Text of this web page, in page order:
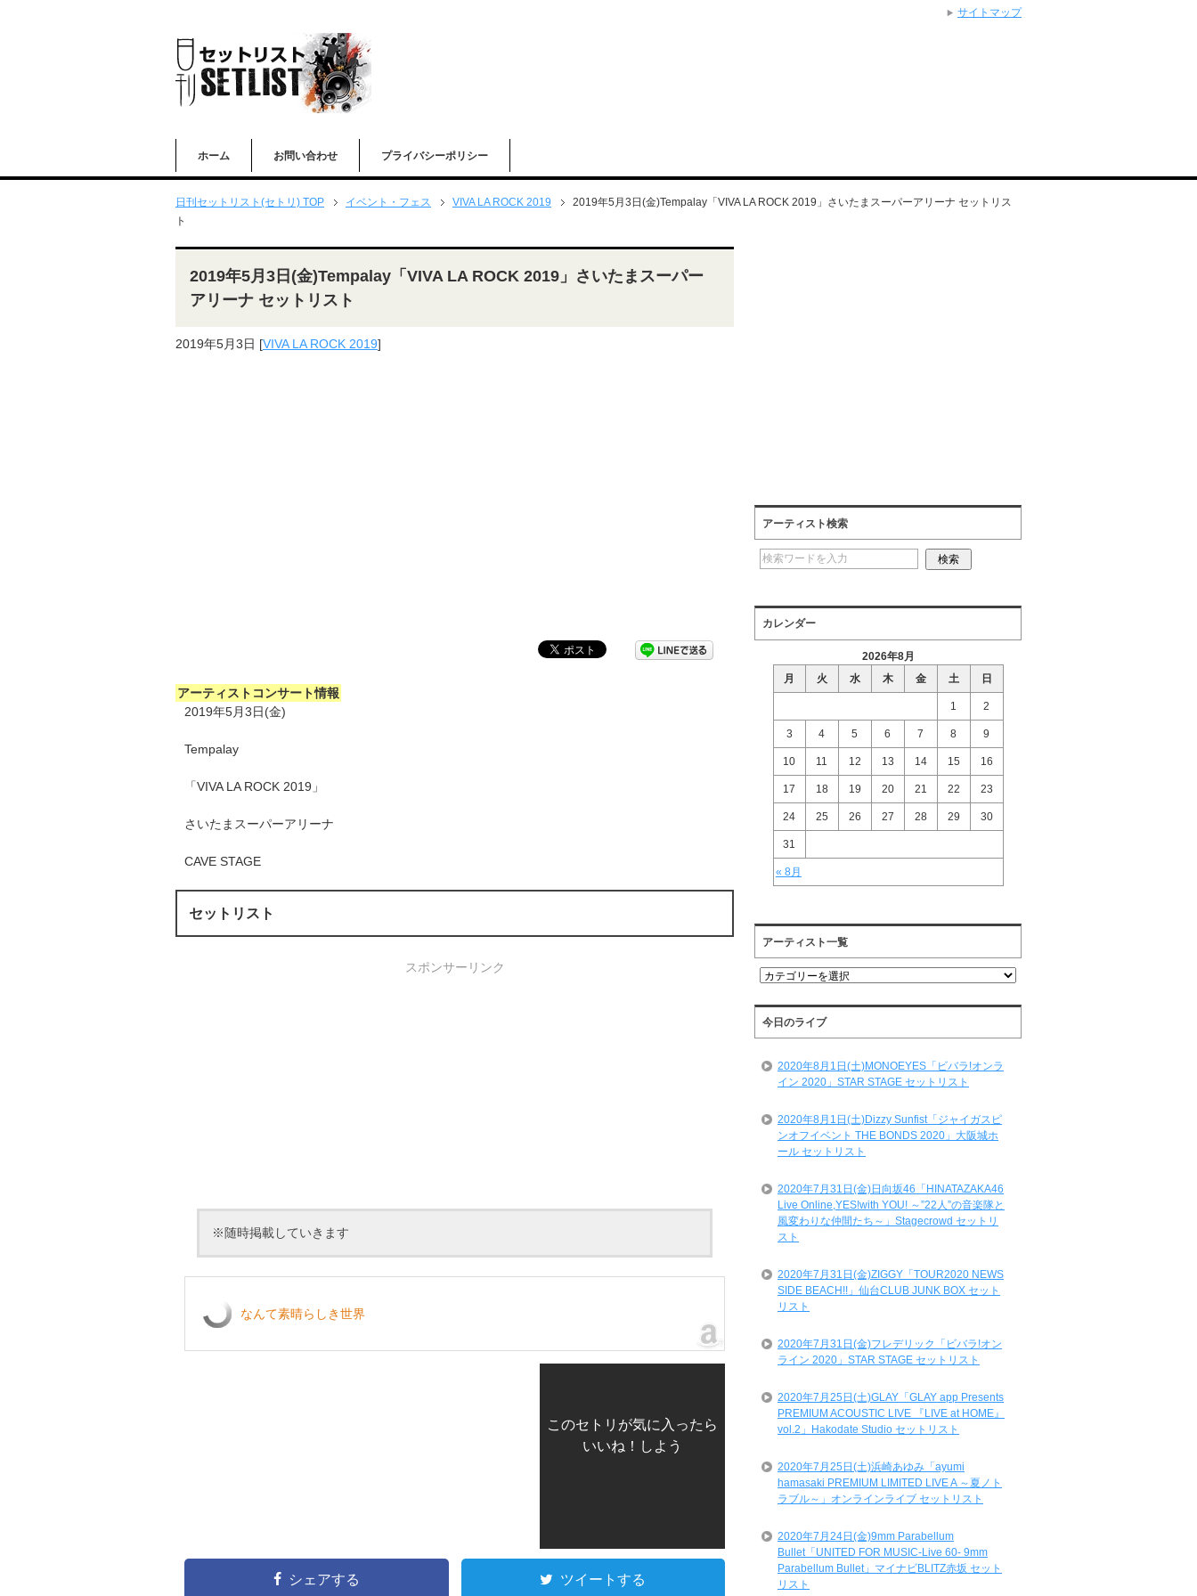
ホーム お問い合わせ プライバシーポリシー
日刊セットリスト(セトリ) TOP イベント・フェス VIVA LA ROCK 2019
2019年5月3日(金)Tempalay「VIVA LA ROCK 2019」さいたまスーパーアリーナ セットリス
ト
2019年5月3日(金)Tempalay「VIVA LA ROCK 2019」さいたまスーパー
アリーナ セットリスト
2019年5月3日 [VIVA LA ROCK 2019]
アーティストコンサート情報
2019年5月3日(金)
Tempalay
「VIVA LA ROCK 2019」
さいたまスーパーアリーナ
CAVE STAGE
セットリスト
スポンサーリンク
※随時掲載していきます
なんて素晴らしき世界
このセトリが気に入ったら
いいね！しよう
シェアする ツイートする
アーティスト検索
カレンダー
2026年8月
月
火 水 木 金 土 日
« 8月
1 2
3 4 5 6 7 8 9
10 11 12 13 14 15 16
17 18 19 20 21 22 23
24 25 26 27 28 29 30
31
アーティスト一覧
ア
テ
ィ
ス
一
今日のライブ
2020年8月1日(土)MONOEYES「ビバラ!オンラ
イン 2020」STAR STAGE セットリスト
2020年8月1日(土)Dizzy Sunfist「ジャイガスピ
ンオフイベント THE BONDS 2020」大阪城ホ
ール セットリスト
2020年7月31日(金)日向坂46「HINATAZAKA46
Live Online,YES!with YOU! ～”22人”の音楽隊と
風変わりな仲間たち～」Stagecrowd セットリ
スト
2020年7月31日(金)ZIGGY「TOUR2020 NEWS
SIDE BEACH!!」仙台CLUB JUNK BOX セット
リスト
2020年7月31日(金)フレデリック「ビバラ!オン
ライン 2020」STAR STAGE セットリスト
2020年7月25日(土)GLAY「GLAY app Presents
PREMIUM ACOUSTIC LIVE 『LIVE at HOME』
vol.2」Hakodate Studio セットリスト
2020年7月25日(土)浜崎あゆみ「ayumi
hamasaki PREMIUM LIMITED LIVE A ～夏ノト
ラブル～」オンラインライブ セットリスト
2020年7月24日(金)9mm Parabellum
Bullet「UNITED FOR MUSIC-Live 60- 9mm
Parabellum Bullet」マイナビBLITZ赤坂 セット
リスト
サイトマップ